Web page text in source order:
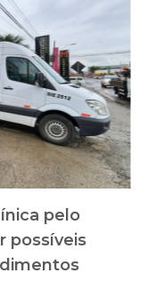
pelo
possíveis